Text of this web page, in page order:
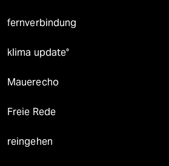
fernverbindung
klima update°
Mauerecho
Freie Rede
reingehen